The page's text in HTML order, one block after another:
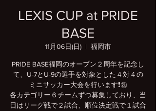
LEXIS CUP at PRIDE
BASE
11月06日(日)
  |
福岡市
PRIDE BASE福岡のオープン２周年を記念し
て、U-7とU-9の選手を対象とした４対４の
ミニサッカー大会を行います❗️㊗️
各カテゴリー６チームずつ募集しており、当
日はリーグ戦で２試合、順位決定戦で１試合